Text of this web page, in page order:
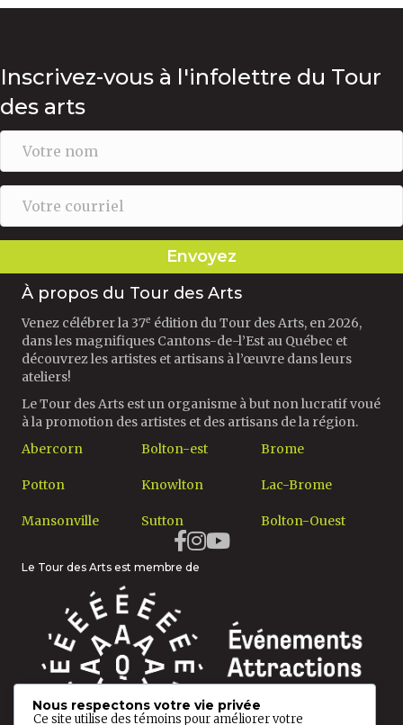
Inscrivez-vous à l'infolettre du Tour
des arts
Envoyez
À propos du Tour des Arts
Venez célébrer la 37e édition du Tour des Arts, en 2026,
dans les magnifiques Cantons-de-l’Est au Québec et
découvrez les artistes et artisans à l’œuvre dans leurs
ateliers!
Le Tour des Arts est un organisme à but non lucratif voué
à la promotion des artistes et des artisans de la région.
Abercorn
Potton
Mansonville
Bolton-est
Knowlton
Sutton
Brome
Lac-Brome
Bolton-Ouest
Le Tour des Arts est membre de
Nous respectons votre vie privée
Ce site utilise des témoins pour améliorer votre